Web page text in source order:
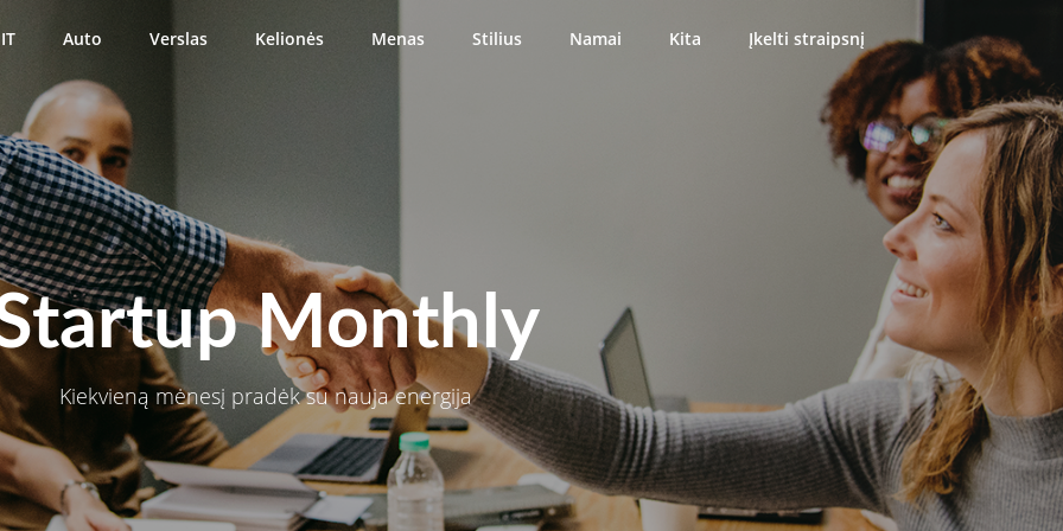
IT Auto Verslas Kelionės Menas Stilius Namai Kita Įkelti straipsnį
Monthly
Kiekvieną mėnesį pradėk su nauja energija